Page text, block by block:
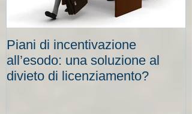
Piani di incentivazione
all’esodo: una soluzione al
divieto di licenziamento?